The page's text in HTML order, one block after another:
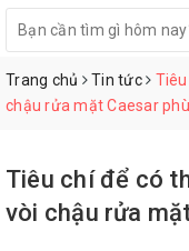
Trang chủ Tin tức
chậu rửa mặt Caesar
Tiêu chí để có
vòi chậu rửa